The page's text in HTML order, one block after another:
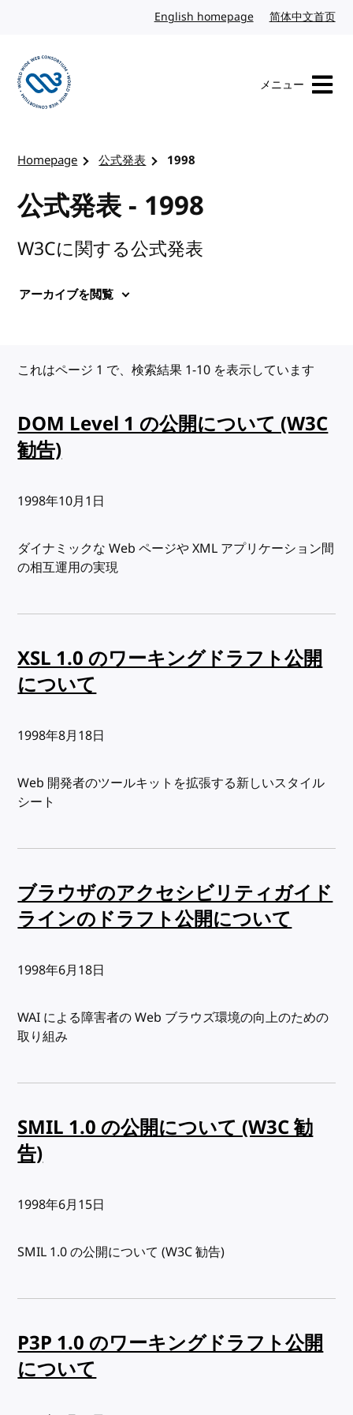
English homepage英語简体中文首页中
メニュー
Homepage 公式発表 1998
公式発表 - 1998
W3Cに関する公式発表
アーカイブを閲覧
これはページ 1 で、検索結果 1-10 を表示しています
DOM Level 1 の公開について (W3C
勧告)
出版日:
1998年10月1日
ダイナミックな Web ページや XML アプリケーション間
の相互運用の実現
XSL 1.0 のワーキングドラフト公開
について
出版日:
1998年8月18日
Web 開発者のツールキットを拡張する新しいスタイル
シート
ブラウザのアクセシビリティガイド
ラインのドラフト公開について
出版日:
1998年6月18日
WAI による障害者の Web ブラウズ環境の向上のための
取り組み
SMIL 1.0 の公開について (W3C 勧
告)
出版日:
1998年6月15日
SMIL 1.0 の公開について (W3C 勧告)
P3P 1.0 のワーキングドラフト公開
について